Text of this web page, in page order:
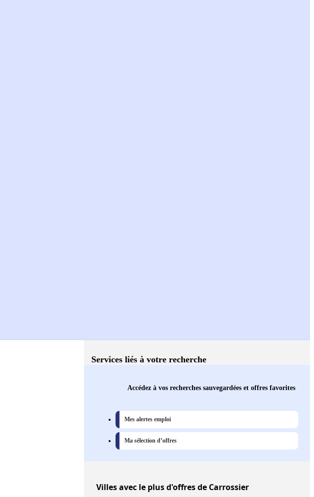
Services liés à votre recherche
Accédez à vos recherches sauvegardées et offres favorites
Mes alertes emploi
Ma sélection d’offres
Villesavec le plus d'offres de Carrossier